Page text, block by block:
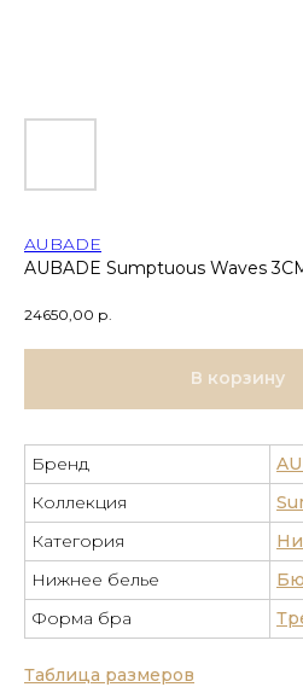
AUBADE Sumptuous Waves
AUBADE
24650,00 р.
В корзину
Таблица размеров
Бренд
Коллекция
Категория
Нижнее белье
Форма бра